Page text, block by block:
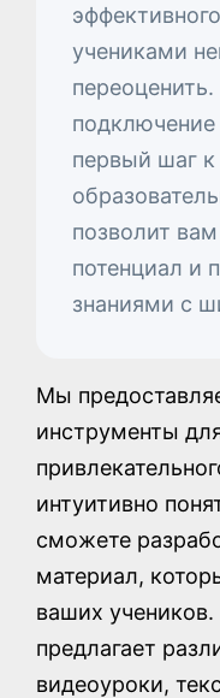
учениками
первый шаг
позволит
потенциал и
знаниями с
Мы
инструменты
интуитивно
сможете
материал,
ваших
предлагает
видеоуроки,